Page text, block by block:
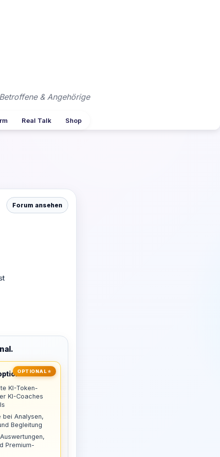
& Angehörige
Real Talk Shop
Forum ansehen
OPTIONAL ⭐
KI-Token-
KI-Coaches
bei Analysen,
Begleitung
Premium-